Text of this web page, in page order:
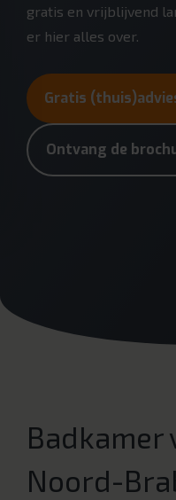
gratis en vrijblijvend
er hier alles over.
Gratis
Ontvang de
Badkamer
Noord-